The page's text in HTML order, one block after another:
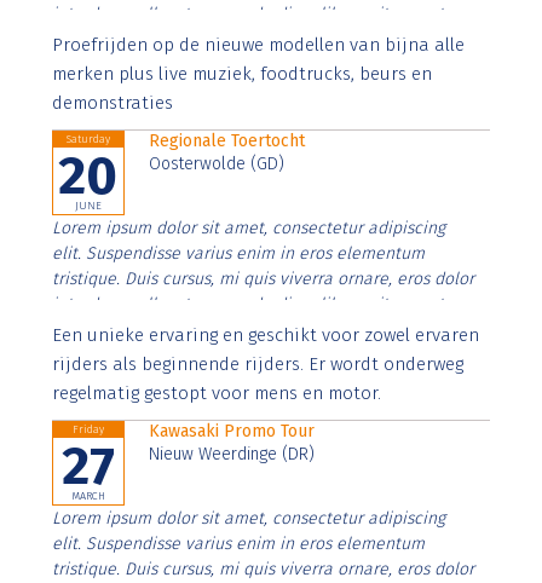
interdum nulla, ut commodo diam libero vitae erat.
Aenean faucibus nibh et justo cursus id rutrum lorem
imperdiet. Nunc ut sem vitae risus tristique posuere.
Proefrijden op de nieuwe modellen van bijna alle
merken plus live muziek, foodtrucks, beurs en
demonstraties
Saturday
20
JUNE
Regionale Toertocht
Oosterwolde (GD)
Lorem ipsum dolor sit amet, consectetur adipiscing
elit. Suspendisse varius enim in eros elementum
tristique. Duis cursus, mi quis viverra ornare, eros dolor
interdum nulla, ut commodo diam libero vitae erat.
Aenean faucibus nibh et justo cursus id rutrum lorem
imperdiet. Nunc ut sem vitae risus tristique posuere.
Een unieke ervaring en geschikt voor zowel ervaren
rijders als beginnende rijders. Er wordt onderweg
regelmatig gestopt voor mens en motor.
Friday
27
MARCH
Kawasaki Promo Tour
Nieuw Weerdinge (DR)
Lorem ipsum dolor sit amet, consectetur adipiscing
elit. Suspendisse varius enim in eros elementum
tristique. Duis cursus, mi quis viverra ornare, eros dolor